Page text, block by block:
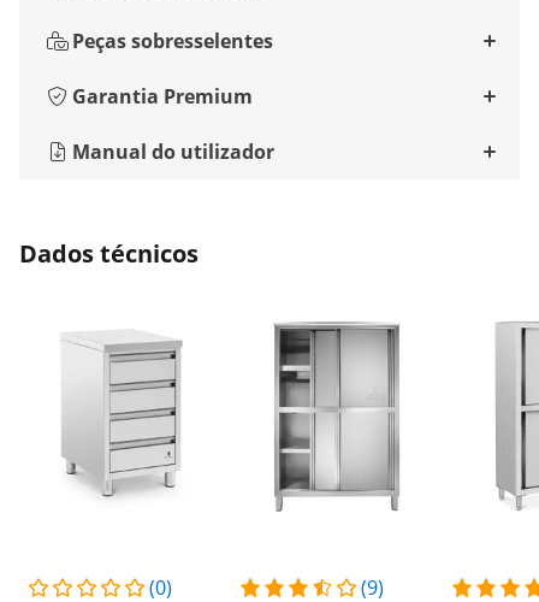
Peças sobresselentes
Garantia Premium
Manual do utilizador
Dados técnicos
(0) (9)